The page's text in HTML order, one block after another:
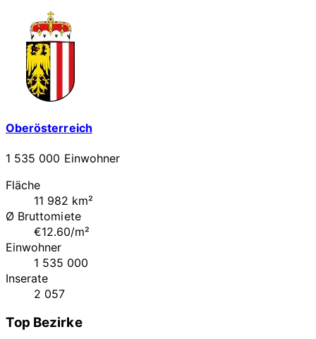
Oberösterreich
1 535 000 Einwohner
Fläche
11 982 km²
Ø Bruttomiete
€12.60/m²
Einwohner
1 535 000
Inserate
2 057
Top Bezirke